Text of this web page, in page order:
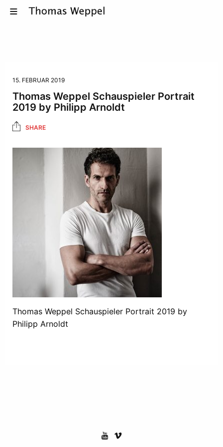
15. FEBRUAR 2019
Thomas Weppel Schauspieler Portrait
2019 by Philipp Arnoldt
SHARE
Thomas Weppel Schauspieler Portrait 2019 by
Philipp Arnoldt